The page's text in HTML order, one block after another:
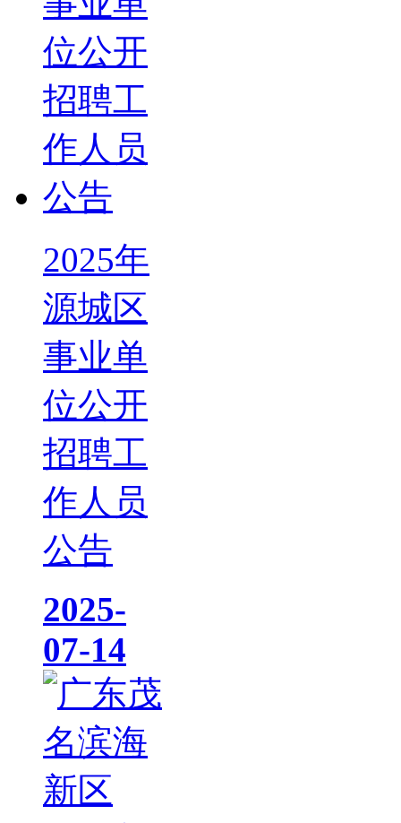
2025年
源城区
事业单
位公开
招聘工
作人员
公告
2025-
07-14